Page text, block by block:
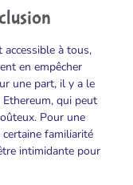
accessible à tous,
en empêcher
une part, il y a le
qui peut
Pour une
certaine familiarité
intimidante pour